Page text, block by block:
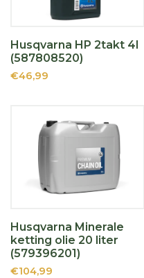
Husqvarna HP 2takt 4l
(587808520)
€46,99
Husqvarna Minerale
ketting olie 20 liter
(579396201)
€104,99